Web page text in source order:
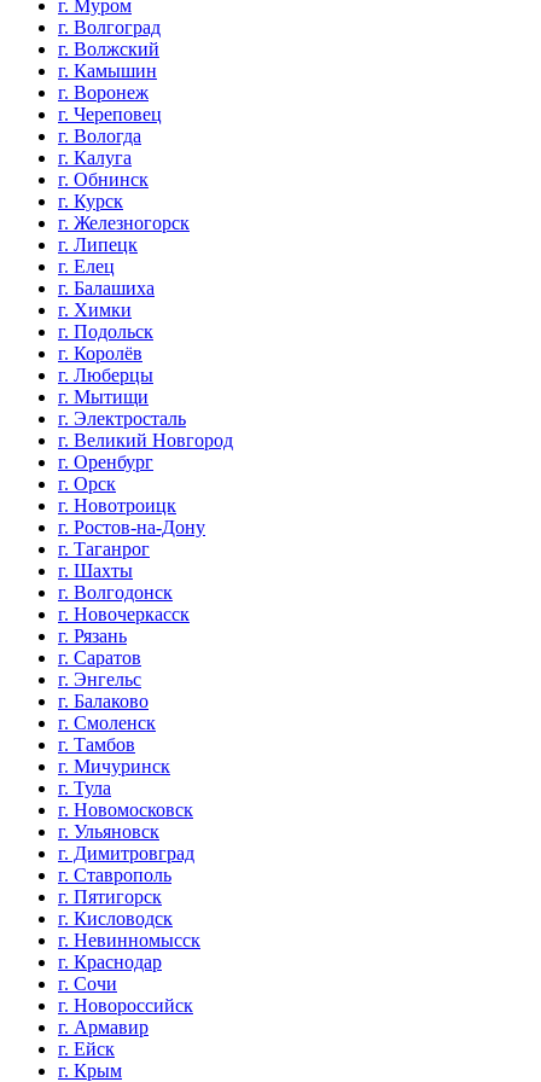
г. Муром
г. Волгоград
г. Волжский
г. Камышин
г. Воронеж
г. Череповец
г. Вологда
г. Калуга
г. Обнинск
г. Курск
г. Железногорск
г. Липецк
г. Елец
г. Балашиха
г. Химки
г. Подольск
г. Королёв
г. Люберцы
г. Мытищи
г. Электросталь
г. Великий Новгород
г. Оренбург
г. Орск
г. Новотроицк
г. Ростов-на-Дону
г. Таганрог
г. Шахты
г. Волгодонск
г. Новочеркасск
г. Рязань
г. Саратов
г. Энгельс
г. Балаково
г. Смоленск
г. Тамбов
г. Мичуринск
г. Тула
г. Новомосковск
г. Ульяновск
г. Димитровград
г. Ставрополь
г. Пятигорск
г. Кисловодск
г. Невинномысск
г. Краснодар
г. Сочи
г. Новороссийск
г. Армавир
г. Ейск
г. Крым